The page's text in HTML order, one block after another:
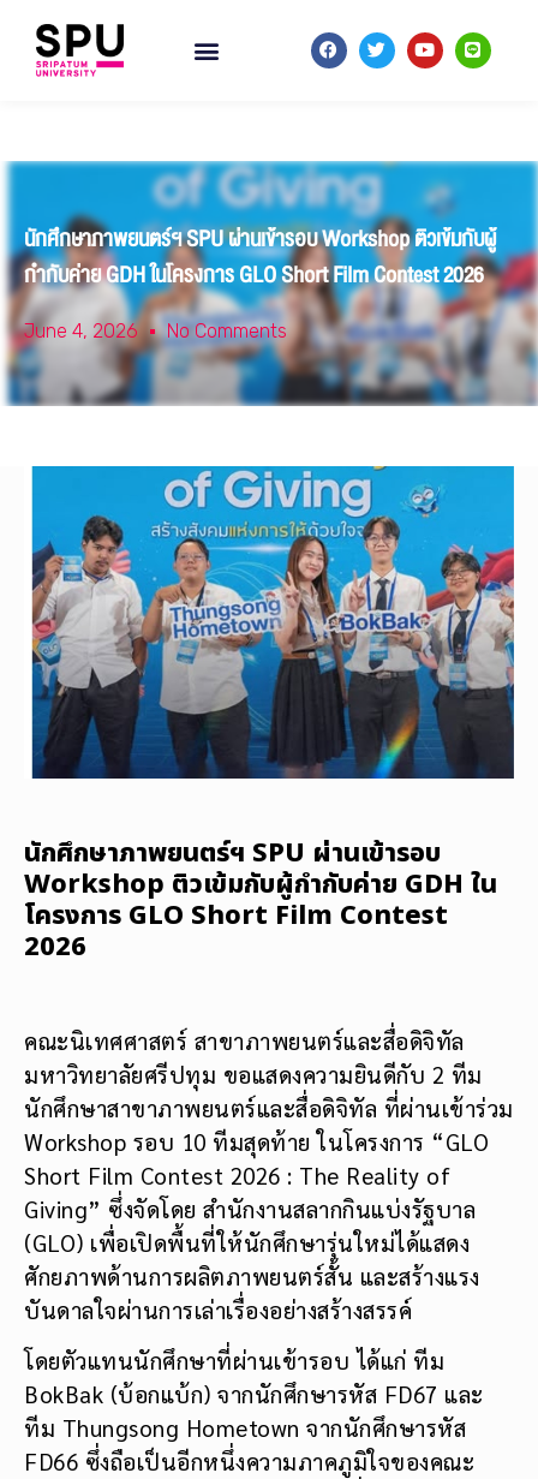
นักศึกษาภาพยนตร์ฯ SPU ผ่านเข้ารอบ Workshop ติวเข้มกับผู้
กำกับค่าย GDH ในโครงการ GLO Short Film Contest 2026
June 4, 2026 No Comments
นักศึกษาภาพยนตร์ฯ SPU ผ่านเข้ารอบ
Workshop ติวเข้มกับผู้กำกับค่าย GDH ใน
โครงการ GLO Short Film Contest
2026
คณะนิเทศศาสตร์ สาขาภาพยนตร์และสื่อดิจิทัล
มหาวิทยาลัยศรีปทุม ขอแสดงความยินดีกับ 2 ทีม
นักศึกษาสาขาภาพยนตร์และสื่อดิจิทัล ที่ผ่านเข้าร่วม
Workshop รอบ 10 ทีมสุดท้าย ในโครงการ “GLO
Short Film Contest 2026 : The Reality of
Giving” ซึ่งจัดโดย สำนักงานสลากกินแบ่งรัฐบาล
(GLO) เพื่อเปิดพื้นที่ให้นักศึกษารุ่นใหม่ได้แสดง
ศักยภาพด้านการผลิตภาพยนตร์สั้น และสร้างแรง
บันดาลใจผ่านการเล่าเรื่องอย่างสร้างสรรค์
โดยตัวแทนนักศึกษาที่ผ่านเข้ารอบ ได้แก่ ทีม
BokBak (บ้อกแบ้ก) จากนักศึกษารหัส FD67 และ
ทีม Thungsong Hometown จากนักศึกษารหัส
FD66 ซึ่งถือเป็นอีกหนึ่งความภาคภูมิใจของคณะ